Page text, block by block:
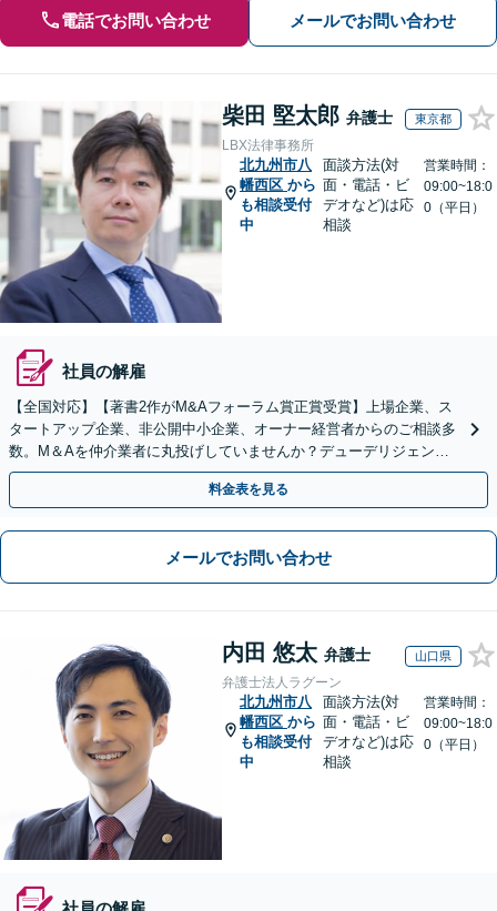
電話でお問い合わせ メールでお問い合わせ
柴田 堅太郎 弁護士 東京都
LBX法律事務所
北九州市八
幡西区 から
も相談受付
中
面談方法(対
面・電話・ビ
デオなど)は応
相談
営業時間：
09:00~18:0
0（平日）
社員の解雇
【全国対応】【著書2作がM&Aフォーラム賞正賞受賞】上場企業、ス
タートアップ企業、非公開中小企業、オーナー経営者からのご相談多
数。M＆Aを仲介業者に丸投げしていませんか？デューデリジェンス
や契約書作成・交渉はお任せください【初回無料】
料金表を見る
メールでお問い合わせ
内田 悠太 弁護士 山口県
弁護士法人ラグーン
北九州市八
幡西区 から
も相談受付
中
面談方法(対
面・電話・ビ
デオなど)は応
相談
営業時間：
09:00~18:0
0（平日）